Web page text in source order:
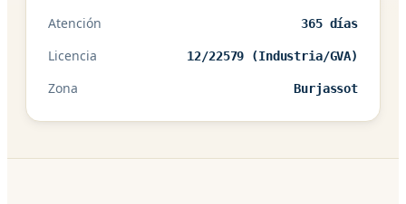
Atención 365 días
Licencia 12/22579 (Industria/GVA)
Zona Burjassot